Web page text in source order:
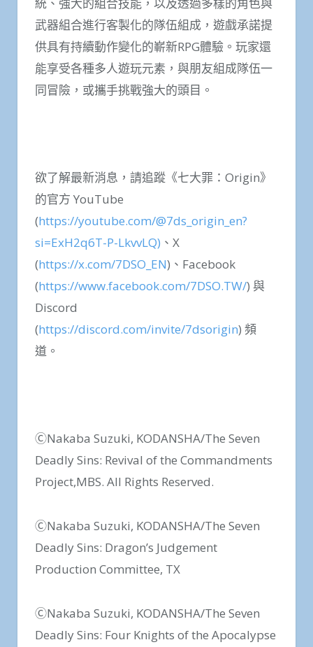
統、強大的組合技能，以及透過多樣的角色與
武器組合進行客製化的隊伍組成，遊戲承諾提
供具有持續動作變化的嶄新RPG體驗。玩家還
能享受各種多人遊玩元素，與朋友組成隊伍一
同冒險，或攜手挑戰強大的頭目。
欲了解最新消息，請追蹤《七大罪：Origin》
的官方 YouTube
(https://youtube.com/@7ds_origin_en?
si=ExH2q6T-P-LkvvLQ) 、X
(https://x.com/7DSO_EN)、Facebook
(https://www.facebook.com/7DSO.TW/) 與
Discord
(https://discord.com/invite/7dsorigin) 頻
道。
ⒸNakaba Suzuki, KODANSHA/The Seven
Deadly Sins: Revival of the Commandments
Project,MBS. All Rights Reserved.
ⒸNakaba Suzuki, KODANSHA/The Seven
Deadly Sins: Dragon’s Judgement
Production Committee, TX
ⒸNakaba Suzuki, KODANSHA/The Seven
Deadly Sins: Four Knights of the Apocalypse